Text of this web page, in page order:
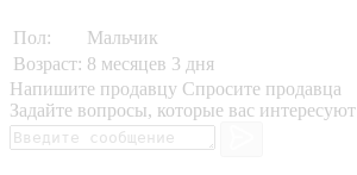
Пол:
Мальчик
Возраст: 8 месяцев 3 дня
Напишите продавцу Спросите продавца
Задайте вопросы, которые вас интересуют